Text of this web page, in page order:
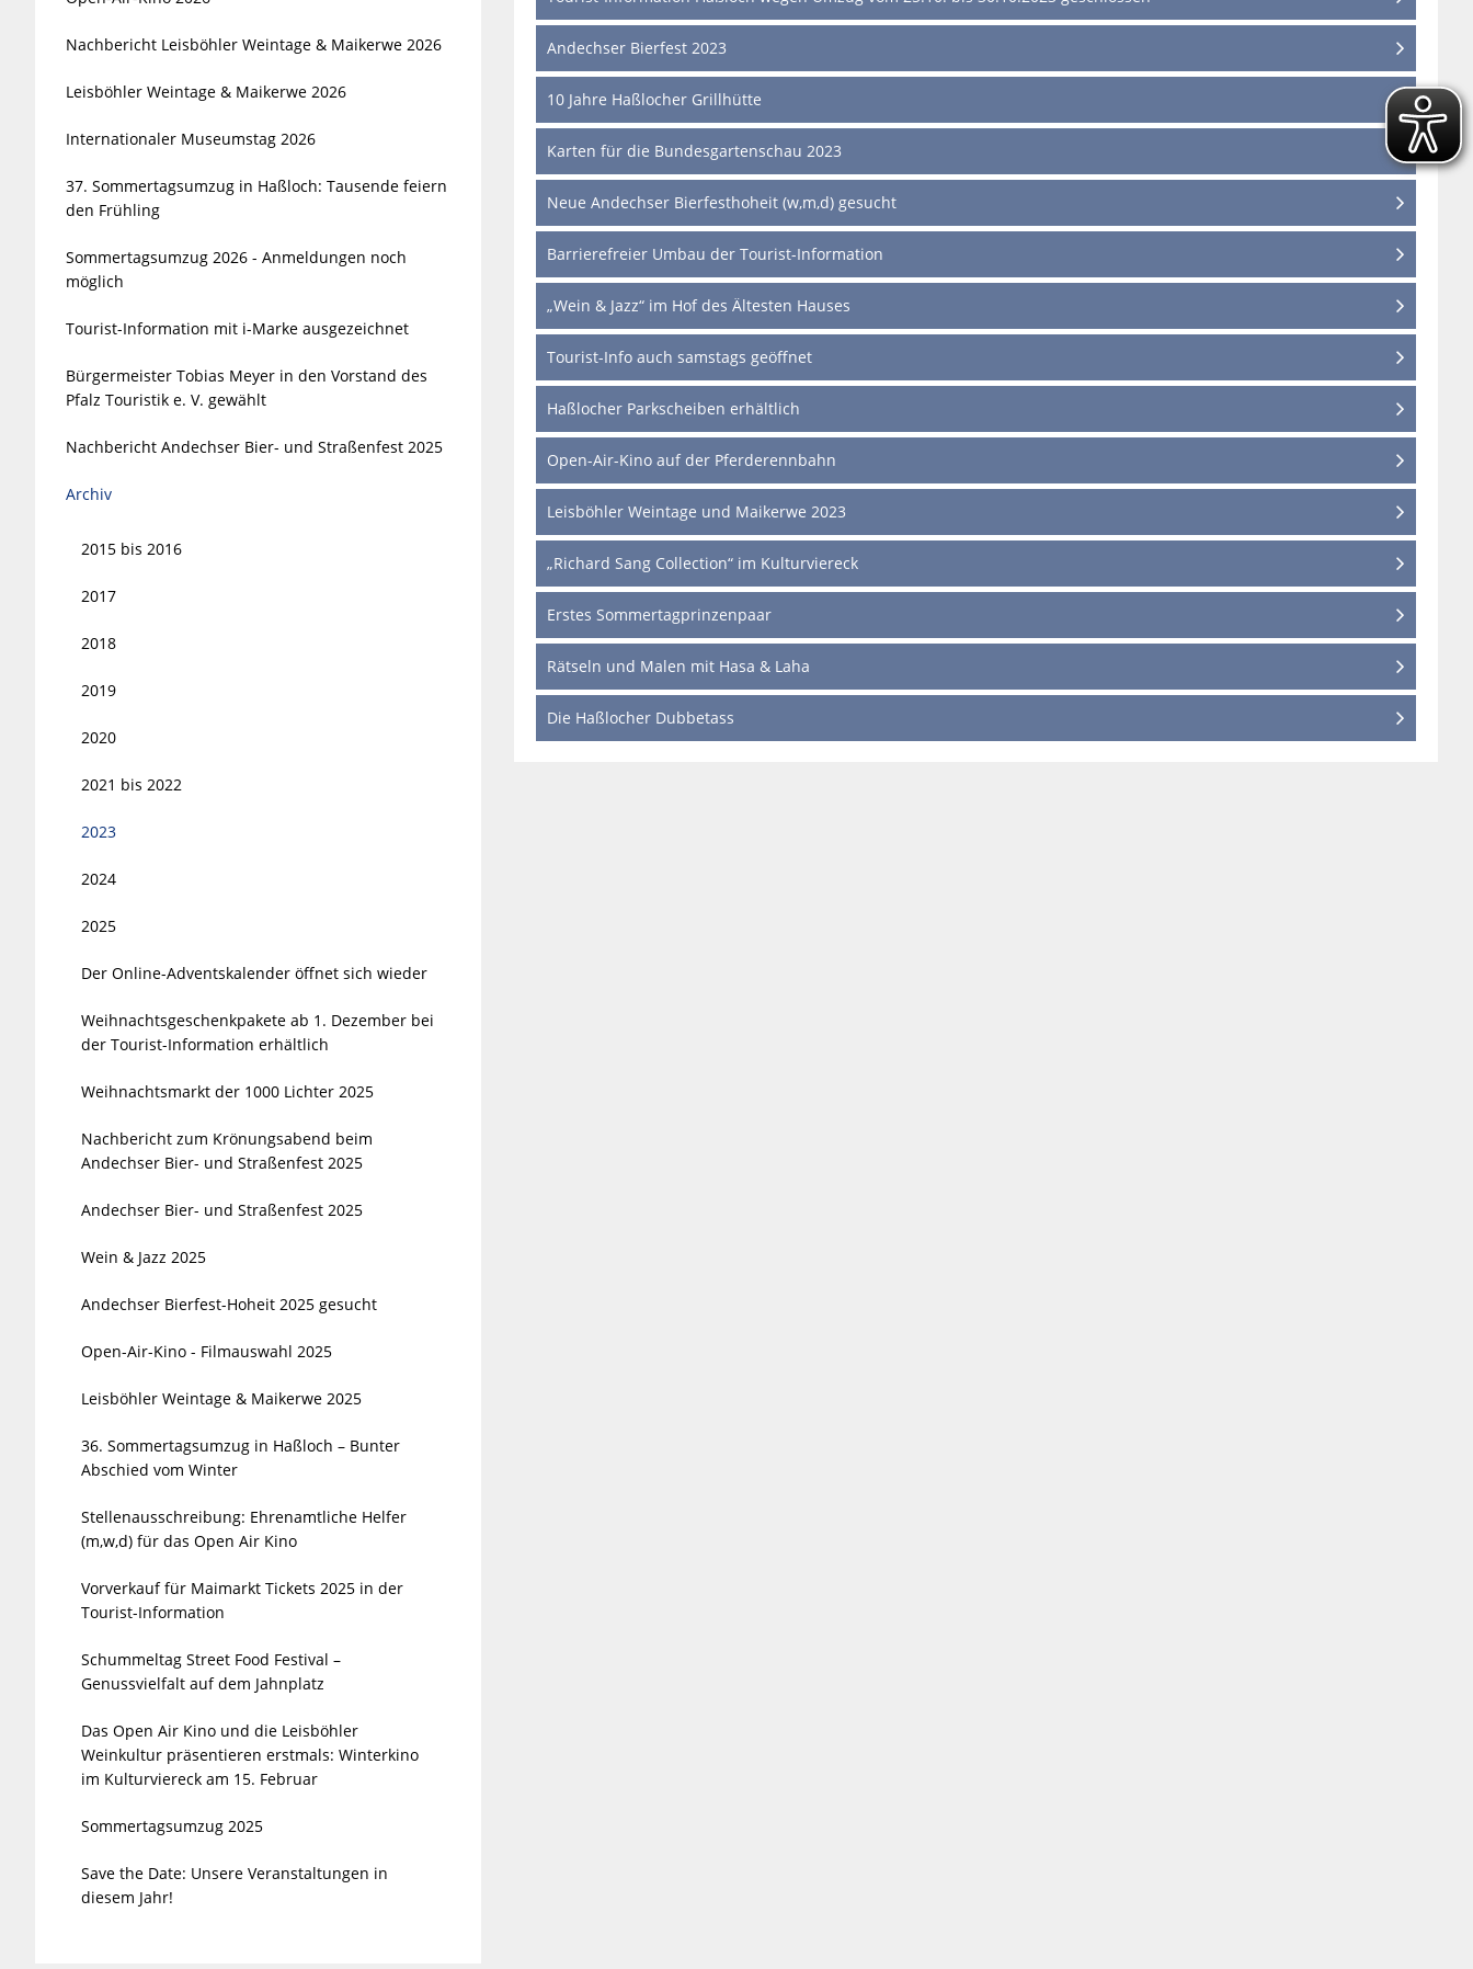
Andechser Bierfest 2023
10 Jahre Haßlocher Grillhütte
Karten für die Bundesgartenschau 2023
Neue Andechser Bierfesthoheit (w,m,d) gesucht
Barrierefreier Umbau der Tourist-Information
„Wein & Jazz“ im Hof des Ältesten Hauses
Tourist-Info auch samstags geöffnet
Haßlocher Parkscheiben erhältlich
Open-Air-Kino auf der Pferderennbahn
Leisböhler Weintage und Maikerwe 2023
„Richard Sang Collection“ im Kulturviereck
Erstes Sommertagprinzenpaar
Rätseln und Malen mit Hasa & Laha
Die Haßlocher Dubbetass
Nachbericht Leisböhler Weintage & Maikerwe 2026
Leisböhler Weintage & Maikerwe 2026
Internationaler Museumstag 2026
37. Sommertagsumzug in Haßloch: Tausende feiern
den Frühling
Sommertagsumzug 2026 - Anmeldungen noch
möglich
Tourist-Information mit i-Marke ausgezeichnet
Bürgermeister Tobias Meyer in den Vorstand des
Pfalz Touristik e. V. gewählt
Nachbericht Andechser Bier- und Straßenfest 2025
Archiv
2015 bis 2016
2017
2018
2019
2020
2021 bis 2022
2023
2024
2025
Der Online-Adventskalender öffnet sich wieder
Weihnachtsgeschenkpakete ab 1. Dezember bei
der Tourist-Information erhältlich
Weihnachtsmarkt der 1000 Lichter 2025
Nachbericht zum Krönungsabend beim
Andechser Bier- und Straßenfest 2025
Andechser Bier- und Straßenfest 2025
Wein & Jazz 2025
Andechser Bierfest-Hoheit 2025 gesucht
Open-Air-Kino - Filmauswahl 2025
Leisböhler Weintage & Maikerwe 2025
36. Sommertagsumzug in Haßloch – Bunter
Abschied vom Winter
Stellenausschreibung: Ehrenamtliche Helfer
(m,w,d) für das Open Air Kino
Vorverkauf für Maimarkt Tickets 2025 in der
Tourist-Information
Schummeltag Street Food Festival –
Genussvielfalt auf dem Jahnplatz
Das Open Air Kino und die Leisböhler
Weinkultur präsentieren erstmals: Winterkino
im Kulturviereck am 15. Februar
Sommertagsumzug 2025
Save the Date: Unsere Veranstaltungen in
diesem Jahr!